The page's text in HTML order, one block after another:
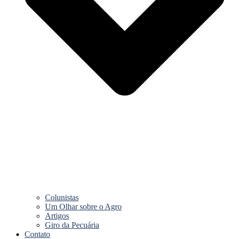
Colunistas
Um Olhar sobre o Agro
Artigos
Giro da Pecuária
Contato